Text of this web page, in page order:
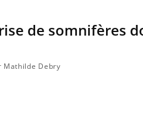
de somnifères
Mathilde Debry